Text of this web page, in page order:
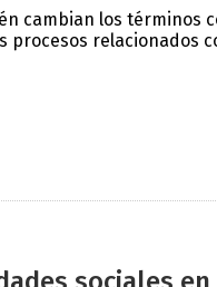
cambian los términos
procesos relacionados